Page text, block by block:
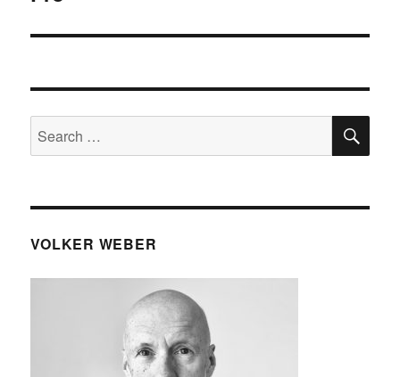
Search
for:
VOLKER WEBER